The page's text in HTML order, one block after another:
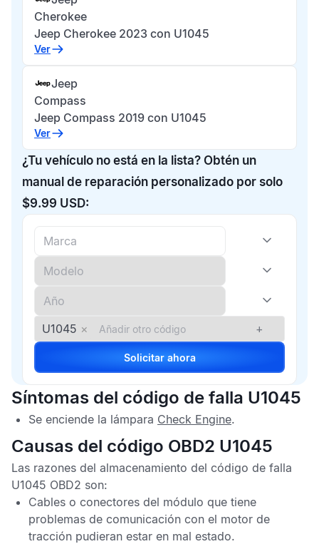
Cherokee
Jeep Cherokee 2023 con U1045
Ver
Jeep
Compass
Jeep Compass 2019 con U1045
Ver
¿Tu vehículo no está en la lista? Obtén un
manual de reparación personalizado por solo
$9.99 USD:
U1045 × +
Solicitar ahora
Síntomas del código de falla U1045
Se enciende la lámpara Check Engine.
Causas del código OBD2 U1045
Las razones del almacenamiento del código de falla
U1045 OBD2 son:
Cables o conectores del módulo que tiene
problemas de comunicación con el motor de
tracción pudieran estar en mal estado.